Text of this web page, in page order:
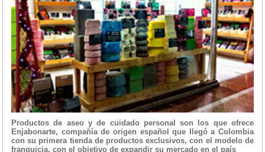
Productos de aseo y de cuidado personal son los que ofrece
Enjabonarte, compañía de origen español que llegó a Colombia
con su primera tienda de productos exclusivos, con el modelo de
franquicia, con el objetivo de expandir su mercado en el país